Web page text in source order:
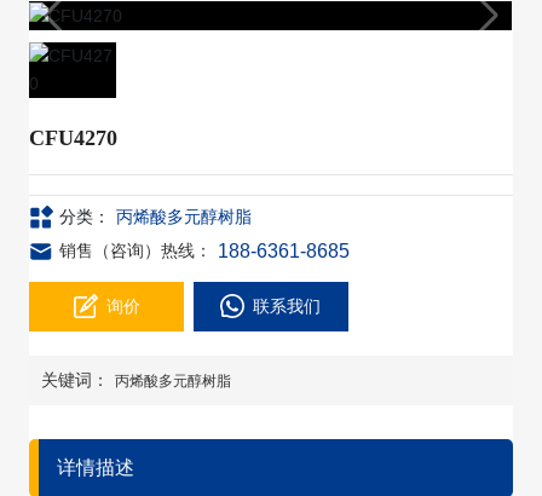
CFU4270
分类：
丙烯酸多元醇树脂
销售（咨询）热线：
188-6361-8685
询价 联系我们
关键词： 丙烯酸多元醇树脂
详情描述